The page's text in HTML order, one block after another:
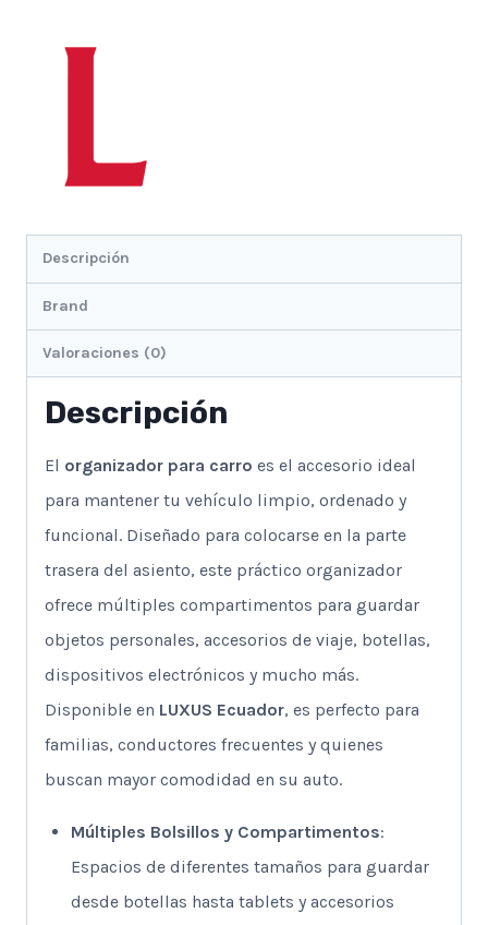
Descripción
Brand
Valoraciones (0)
Descripción
El organizador para carro es el accesorio ideal
para mantener tu vehículo limpio, ordenado y
funcional. Diseñado para colocarse en la parte
trasera del asiento, este práctico organizador
ofrece múltiples compartimentos para guardar
objetos personales, accesorios de viaje, botellas,
dispositivos electrónicos y mucho más.
Disponible en LUXUS Ecuador, es perfecto para
familias, conductores frecuentes y quienes
buscan mayor comodidad en su auto.
Múltiples Bolsillos y Compartimentos:
Espacios de diferentes tamaños para guardar
desde botellas hasta tablets y accesorios